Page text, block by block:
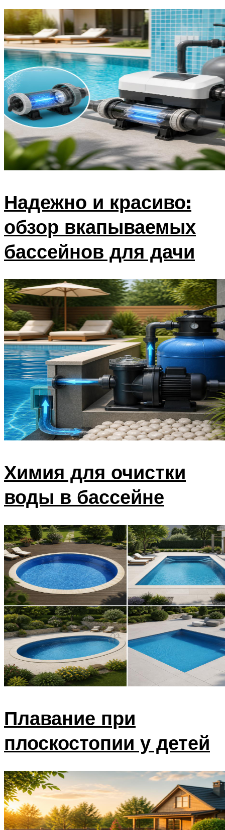
Надежно и красиво:
обзор вкапываемых
бассейнов для дачи
Химия для очистки
воды в бассейне
Плавание при
плоскостопии у детей